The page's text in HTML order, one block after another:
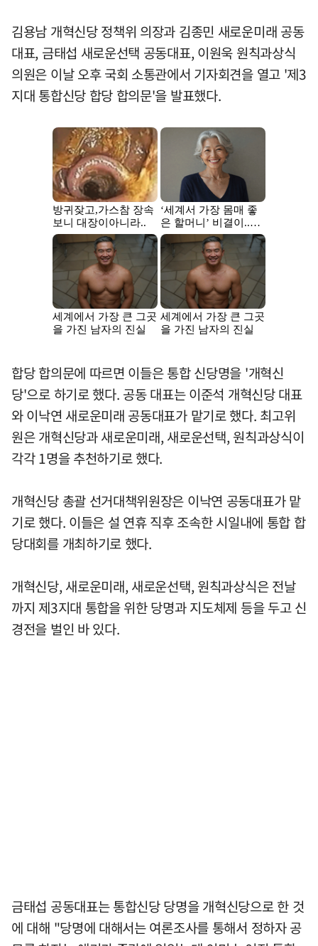
김용남 개혁신당 정책위 의장과 김종민 새로운미래 공동
대표, 금태섭 새로운선택 공동대표, 이원욱 원칙과상식
의원은 이날 오후 국회 소통관에서 기자회견을 열고 '제3
지대 통합신당 합당 합의문'을 발표했다.
합당 합의문에 따르면 이들은 통합 신당명을 '개혁신
당'으로 하기로 했다. 공동 대표는 이준석 개혁신당 대표
와 이낙연 새로운미래 공동대표가 맡기로 했다. 최고위
원은 개혁신당과 새로운미래, 새로운선택, 원칙과상식이
각각 1명을 추천하기로 했다.
개혁신당 총괄 선거대책위원장은 이낙연 공동대표가 맡
기로 했다. 이들은 설 연휴 직후 조속한 시일내에 통합 합
당대회를 개최하기로 했다.
개혁신당, 새로운미래, 새로운선택, 원칙과상식은 전날
까지 제3지대 통합을 위한 당명과 지도체제 등을 두고 신
경전을 벌인 바 있다.
금태섭 공동대표는 통합신당 당명을 개혁신당으로 한 것
에 대해 "당명에 대해서는 여론조사를 통해서 정하자 공